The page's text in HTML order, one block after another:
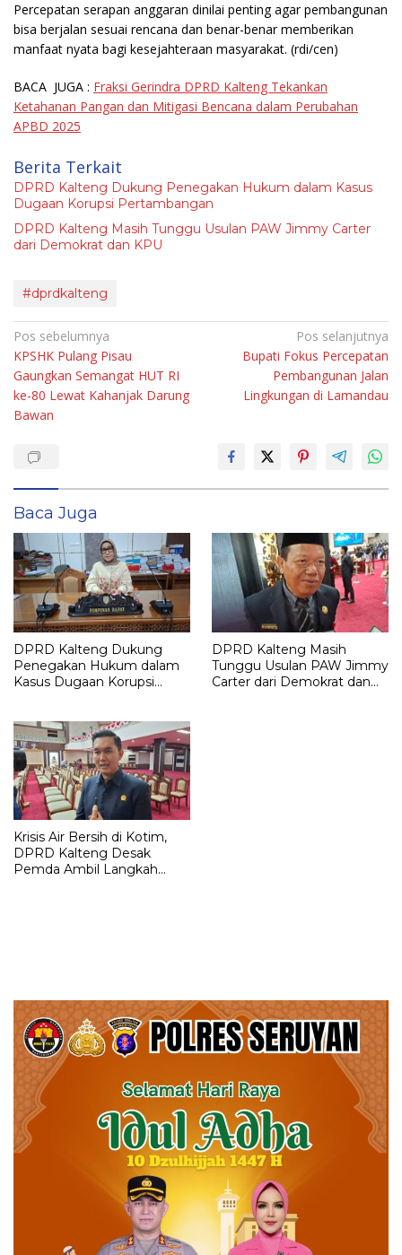
Percepatan serapan anggaran dinilai penting agar pembangunan
bisa berjalan sesuai rencana dan benar-benar memberikan
manfaat nyata bagi kesejahteraan masyarakat. (rdi/cen)
BACA JUGA : Fraksi Gerindra DPRD Kalteng Tekankan
Ketahanan Pangan dan Mitigasi Bencana dalam Perubahan
APBD 2025
Berita Terkait
DPRD Kalteng Dukung Penegakan Hukum dalam Kasus
Dugaan Korupsi Pertambangan
DPRD Kalteng Masih Tunggu Usulan PAW Jimmy Carter
dari Demokrat dan KPU
#dprdkalteng
Navigasi
pos
Pos sebelumnya
KPSHK Pulang Pisau
Gaungkan Semangat HUT RI
ke-80 Lewat Kahanjak Darung
Bawan
Pos selanjutnya
Bupati Fokus Percepatan
Pembangunan Jalan
Lingkungan di Lamandau
Baca Juga
DPRD Kalteng Dukung
Penegakan Hukum dalam
Kasus Dugaan Korupsi
DPRD Kalteng Masih
Tunggu Usulan PAW Jimmy
Carter dari Demokrat dan
Krisis Air Bersih di Kotim,
DPRD Kalteng Desak
Pemda Ambil Langkah